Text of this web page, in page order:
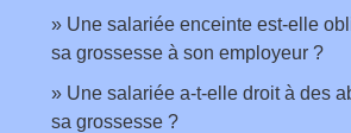
Une salariée enceinte est-elle
sa grossesse à son employeur ?
Une salariée a-t-elle droit à des
sa grossesse ?